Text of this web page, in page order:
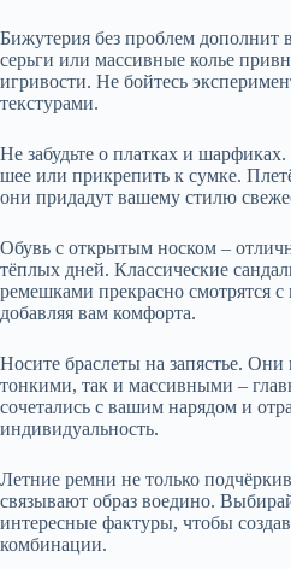
Бижутерия без проблем дополнит
серьги или массивные колье
игривости. Не бойтесь
текстурами.
Не забудьте о платках и
шее или прикрепить к сумке.
они придадут вашему стилю
Обувь с открытым носком –
тёплых дней. Классические
ремешками прекрасно смотрятся
добавляя вам комфорта.
Носите браслеты на запястье. Они
тонкими, так и массивными –
сочетались с вашим нарядом и
индивидуальность.
Летние ремни не только
связывают образ воедино.
интересные фактуры, чтобы
комбинации.